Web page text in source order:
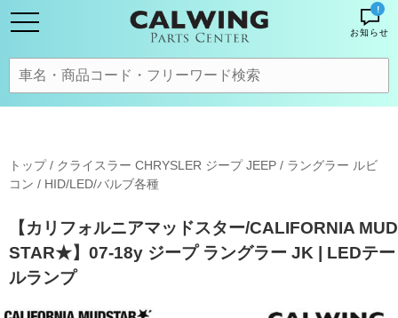
!
お知らせ
トップ/ クライスラー CHRYSLER ジープ JEEP / ラングラー ルビ
コン / HID/LED/バルブ各種
【カリフォルニアマッドスター/CALIFORNIA MUD
STAR★】07-18y ジープ ラングラー JK | LEDテー
ルランプ